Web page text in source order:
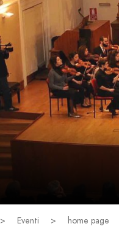
> Eventi > home page